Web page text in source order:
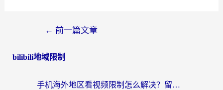
← 前一篇文章
bilibili地域限制
手机海外地区看视频限制怎么解决？留学生亲测有效的回国加速器指南